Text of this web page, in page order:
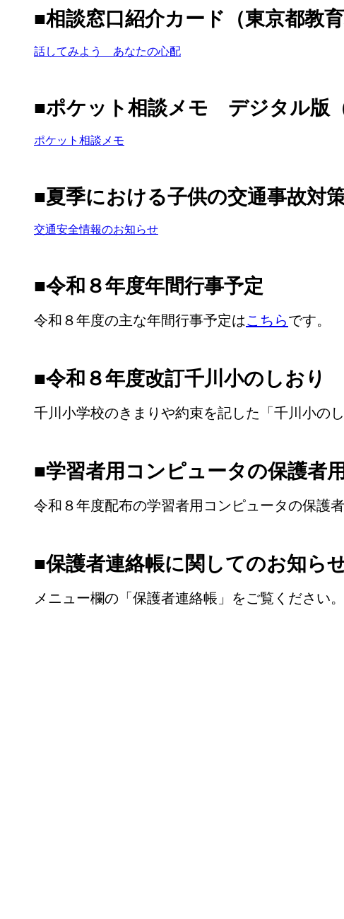
■相談窓口紹介カード（東京都教
話してみよう あなたの心配
■ポケット相談メモ デジタル版（
ポケット相談メモ
■夏季における子供の交通事故対
交通安全情報のお知らせ
■令和８年度年間行事予定
令和８年度の主な年間行事予定はこちらです。
■令和８年度改訂千川小のしおり
千川小学校のきまりや約束を記した「千川小の
■学習者用コンピュータの保護者
令和８年度配布の学習者用コンピュータの保護
■保護者連絡帳に関してのお知ら
メニュー欄の「保護者連絡帳」をご覧ください。